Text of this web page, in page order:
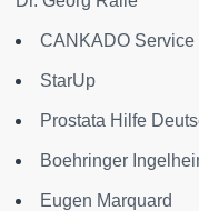
CANKADO Service
StarUp
Prostata Hilfe
Boehringer
Eugen Marquard